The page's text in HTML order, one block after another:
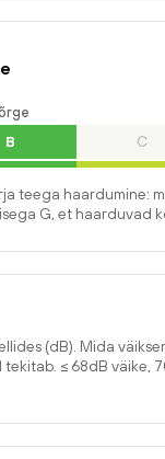
B C
teega haardumine:
G, et haarduvad
(dB). Mida
tekitab. ≤ 68dB väike,